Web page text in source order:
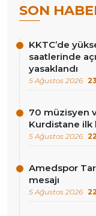
SON
KKTC’de
saatlerinde
yasaklandı
5 Ağustos 2026
70 müzisyen
Kurdistane
5 Ağustos 2026
Amedspor
mesajı
5 Ağustos 2026